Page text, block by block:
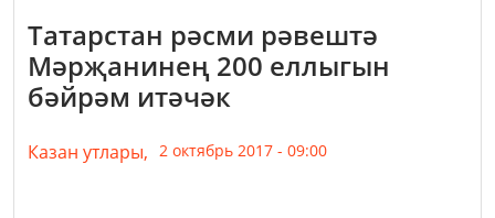
Татарстан рәсми рәвештә
Мәрҗанинең 200 еллыгын
бәйрәм итәчәк
Казан утлары, 2 октябрь 2017 - 09:00